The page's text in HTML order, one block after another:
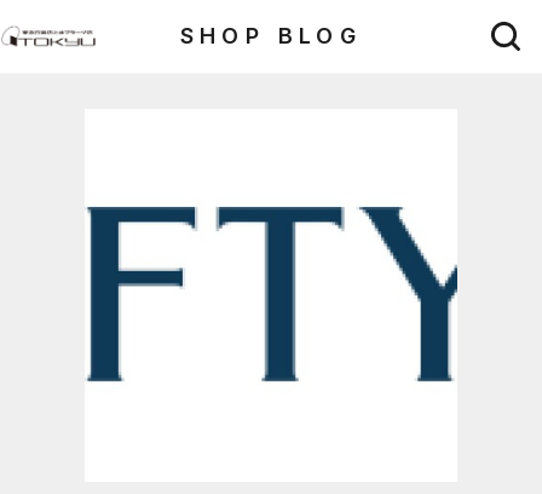
SHOP BLOG